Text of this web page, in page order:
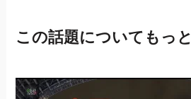
この話題についてもっ